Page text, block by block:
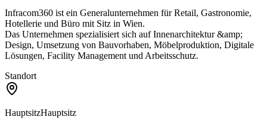
Infracom360 ist ein Generalunternehmen für Retail, Gastronomie,
Hotellerie und Büro mit Sitz in Wien.
Das Unternehmen spezialisiert sich auf Innenarchitektur &amp;
Design, Umsetzung von Bauvorhaben, Möbelproduktion, Digitale
Lösungen, Facility Management und Arbeitsschutz.
Standort
HauptsitzHauptsitz